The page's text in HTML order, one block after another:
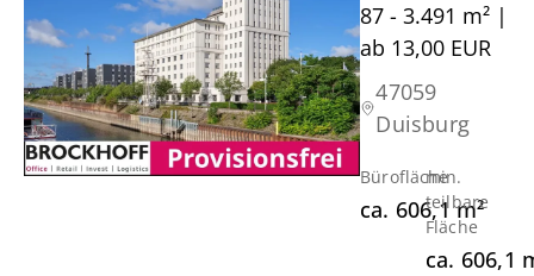
87 - 3.491 m² |
ab 13,00 EUR
47059
Duisburg
Bürofläche
ca. 606,1 m²
min.
teilbare
Fläche
ca. 606,1